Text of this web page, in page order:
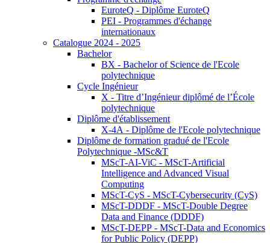
EuroteQ - Diplôme EuroteQ
PEI - Programmes d'échange
internationaux
Catalogue 2024 - 2025
Bachelor
BX - Bachelor of Science de l'Ecole
polytechnique
Cycle Ingénieur
X - Titre d’Ingénieur diplômé de l’École
polytechnique
Diplôme d'établissement
X-4A - Diplôme de l'Ecole polytechnique
Diplôme de formation gradué de l'Ecole
Polytechnique -MSc&T
MScT-AI-ViC - MScT-Artificial
Intelligence and Advanced Visual
Computing
MScT-CyS - MScT-Cybersecurity (CyS)
MScT-DDDF - MScT-Double Degree
Data and Finance (DDDF)
MScT-DEPP - MScT-Data and Economics
for Public Policy (DEPP)